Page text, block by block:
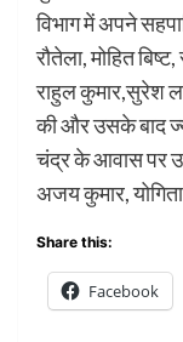
विभाग में अपने
रौतेला, मोहित
राहुल कुमार,सुरेश
की और उसके बाद
चंद्र के आवास पर
अजय कुमार,
Share this:
Facebook